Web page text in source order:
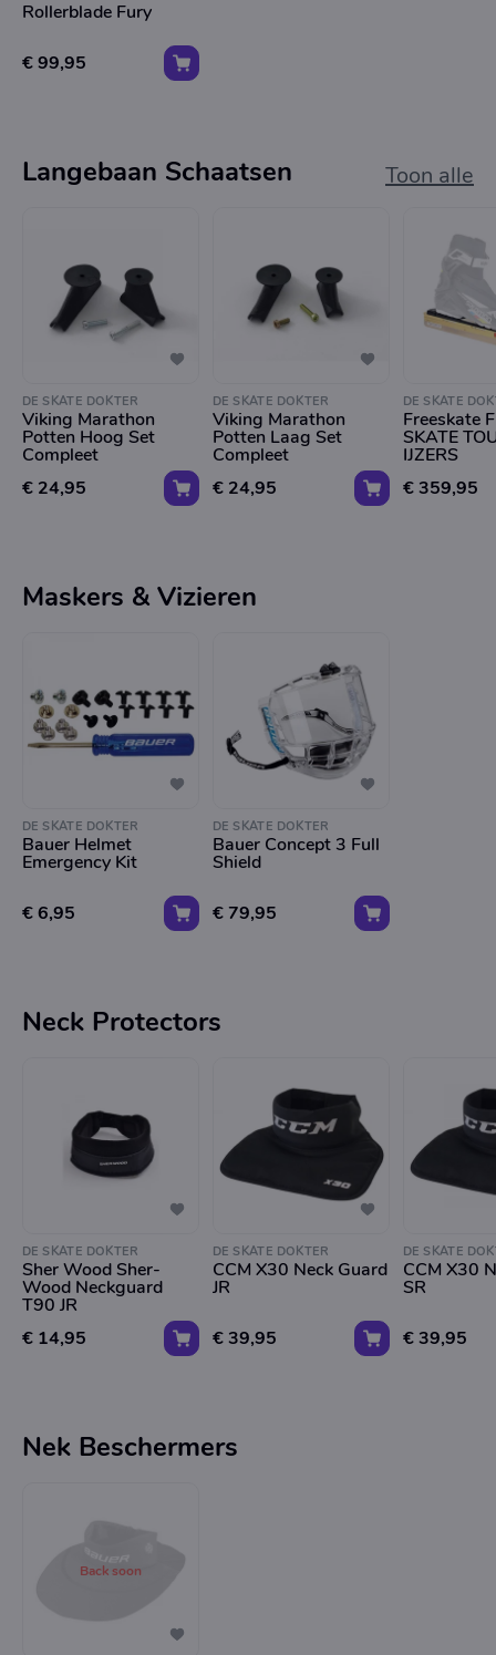
Rollerblade Fury
€ 99,95
Langebaan Schaatsen Toon alle
DE SKATE DOKTER
Viking Marathon
Potten Hoog Set
Compleet
€ 24,95
DE SKATE DOKTER
Viking Marathon
Potten Laag Set
Compleet
€ 24,95
DE SKATE
Freeskate
SKATE
IJZERS
€ 359,95
Maskers & Vizieren
DE SKATE DOKTER
Bauer Helmet
Emergency Kit
€ 6,95
DE SKATE DOKTER
Bauer Concept 3 Full
Shield
€ 79,95
Neck Protectors
DE SKATE DOKTER
Sher Wood Sher-
Wood Neckguard
T90 JR
€ 14,95
DE SKATE DOKTER
CCM X30 Neck Guard
JR
€ 39,95
DE SKATE
CCM X30
SR
€ 39,95
Nek Beschermers
Back soon